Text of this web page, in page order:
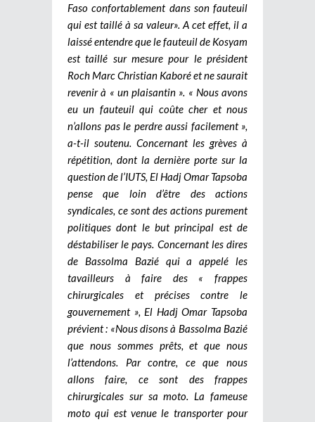
Faso confortablement dans son fauteuil
qui est taillé à sa valeur». A cet effet, il a
laissé entendre que le fauteuil de Kosyam
est taillé sur mesure pour le président
Roch Marc Christian Kaboré et ne saurait
revenir à « un plaisantin ». « Nous avons
eu un fauteuil qui coûte cher et nous
n’allons pas le perdre aussi facilement »,
a-t-il soutenu. Concernant les grèves à
répétition, dont la dernière porte sur la
question de l’IUTS, El Hadj Omar Tapsoba
pense que loin d’être des actions
syndicales, ce sont des actions purement
politiques dont le but principal est de
déstabiliser le pays. Concernant les dires
de Bassolma Bazié qui a appelé les
tavailleurs à faire des « frappes
chirurgicales et précises contre le
gouvernement », El Hadj Omar Tapsoba
prévient : «Nous disons à Bassolma Bazié
que nous sommes prêts, et que nous
l’attendons. Par contre, ce que nous
allons faire, ce sont des frappes
chirurgicales sur sa moto. La fameuse
moto qui est venue le transporter pour